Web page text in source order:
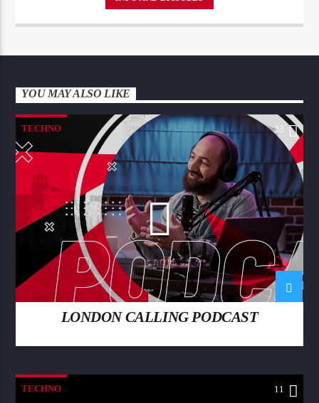
Aliquam semper faucibus odio id varius. Suspendisse varius laoreet
sodales.
YOU MAY ALSO LIKE
TECHNO 23
LONDON CALLING PODCAST
TECHNO 11